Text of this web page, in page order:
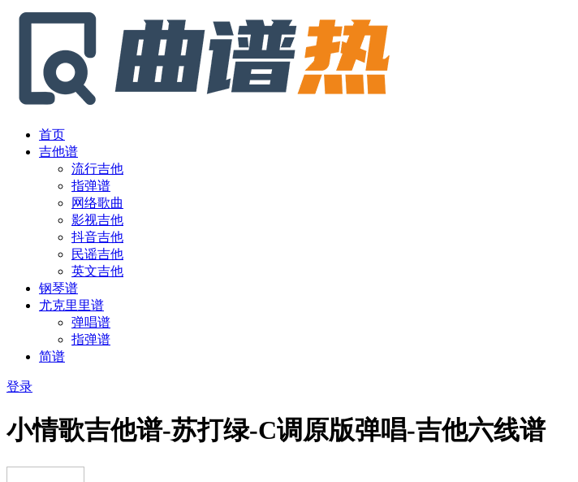
首页
吉他谱
流行吉他
指弹谱
网络歌曲
影视吉他
抖音吉他
民谣吉他
英文吉他
钢琴谱
尤克里里谱
弹唱谱
指弹谱
简谱
登录
小情歌吉他谱-苏打绿-C调原版弹唱-吉他六线谱